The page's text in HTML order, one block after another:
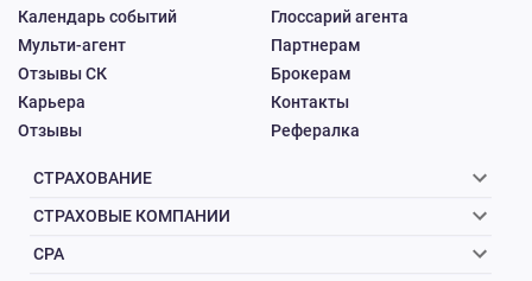
Календарь событий
Глоссарий агента
Мульти-агент
Партнерам
Отзывы СК
Брокерам
Карьера
Контакты
Отзывы
Рефералка
СТРАХОВАНИЕ
СТРАХОВЫЕ КОМПАНИИ
CPA